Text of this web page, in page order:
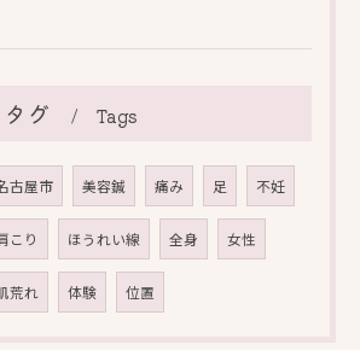
タグ Tags
古屋市 美容鍼 痛み 足 不妊
こり ほうれい線 全身 女性
荒れ 体験 位置